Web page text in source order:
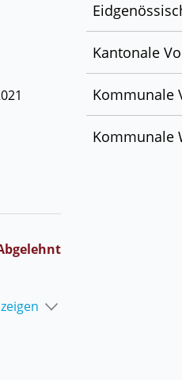
Kantonale
Kommunale
Kommunale